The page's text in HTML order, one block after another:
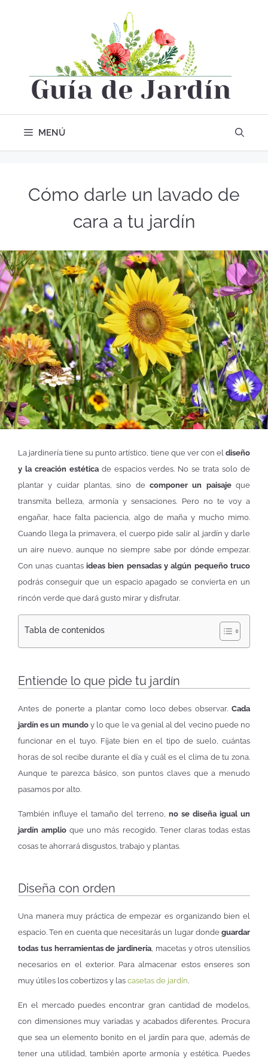
MENÚ
Cómo darle un lavado de
cara a tu jardín
La jardinería tiene su punto artístico, tiene que ver con el diseño
y la creación estéticade espacios verdes. No se trata solo de
plantar y cuidar plantas, sino de componer un paisajeque
transmita belleza, armonía y sensaciones. Pero no te voy a
engañar, hace falta paciencia, algo de maña y mucho mimo.
Cuando llega la primavera, el cuerpo pide salir al jardín y darle
un aire nuevo, aunque no siempre sabe por dónde empezar.
Con unas cuantas ideas bien pensadas y algún pequeño truco
podrás conseguir que un espacio apagado se convierta en un
rincón verde que dará gusto mirar y disfrutar.
Tabla de contenidos
Entiende lo que pide tu jardín
Antes de ponerte a plantar como loco debes observar. Cada
jardín es un mundoy lo que le va genial al del vecino puede no
funcionar en el tuyo. Fíjate bien en el tipo de suelo, cuántas
horas de sol recibe durante el día y cuál es el clima de tu zona.
Aunque te parezca básico, son puntos claves que a menudo
pasamos por alto.
También influye el tamaño del terreno, no se diseña igual un
jardín amplio que uno más recogido. Tener claras todas estas
cosas te ahorrará disgustos, trabajo y plantas.
Diseña con orden
Una manera muy práctica de empezar es organizando bien el
espacio. Ten en cuenta que necesitarás un lugar donde guardar
todas tus herramientas de jardinería , macetas y otros utensilios
necesarios en el exterior. Para almacenar estos enseres son
muy útiles los cobertizos y las casetas de jardín.
En el mercado puedes encontrar gran cantidad de modelos,
con dimensiones muy variadas y acabados diferentes. Procura
que sea un elemento bonito en el jardín para que, además de
tener una utilidad, también aporte armonía y estética. Puedes